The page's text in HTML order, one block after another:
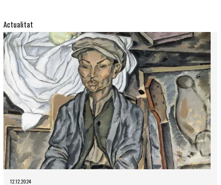
Actualitat
12.12.2024